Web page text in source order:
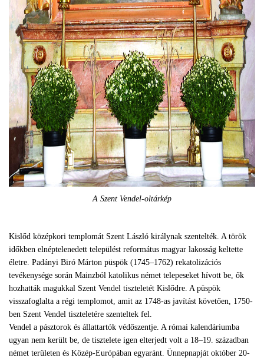
A Szent Vendel-oltárkép
Kislőd középkori templomát Szent László királynak szentelték. A török
időkben elnéptelenedett települést református magyar lakosság keltette
életre. Padányi Biró Márton püspök (1745–1762) rekatolizációs
tevékenysége során Mainzból katolikus német telepeseket hívott be, ők
hozhatták magukkal Szent Vendel tiszteletét Kislődre. A püspök
visszafoglalta a régi templomot, amit az 1748-as javítást követően, 1750-
ben Szent Vendel tiszteletére szenteltek fel.
Vendel a pásztorok és állattartók védőszentje. A római kalendáriumba
ugyan nem került be, de tisztelete igen elterjedt volt a 18–19. században
német területen és Közép-Európában egyaránt. Ünnepnapját október 20-